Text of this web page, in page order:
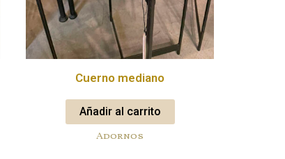
Cuerno mediano
Añadir al carrito
Adornos